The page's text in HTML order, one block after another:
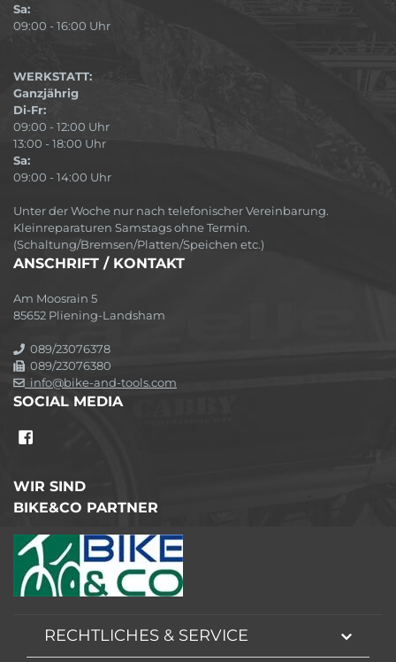
Sa:
09:00 - 16:00 Uhr
WERKSTATT:
Ganzjährig
Di-Fr:
09:00 - 12:00 Uhr
13:00 - 18:00 Uhr
Sa:
09:00 - 14:00 Uhr
Unter der Woche nur nach telefonischer Vereinbarung.
Kleinreparaturen Samstags ohne Termin.
(Schaltung/Bremsen/Platten/Speichen etc.)
ANSCHRIFT / KONTAKT
Am Moosrain 5
85652 Pliening-Landsham
089/23076378
089/23076380
info@bike-and-tools.com
SOCIAL MEDIA
WIR SIND
BIKE&CO PARTNER
RECHTLICHES & SERVICE